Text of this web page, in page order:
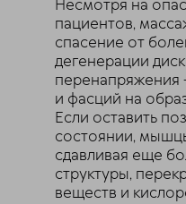
Несмотря на
пациентов,
спасение от
дегенерации
и фасций на
Если оставить
состоянии,
сдавливая еще
структуры,
веществ и